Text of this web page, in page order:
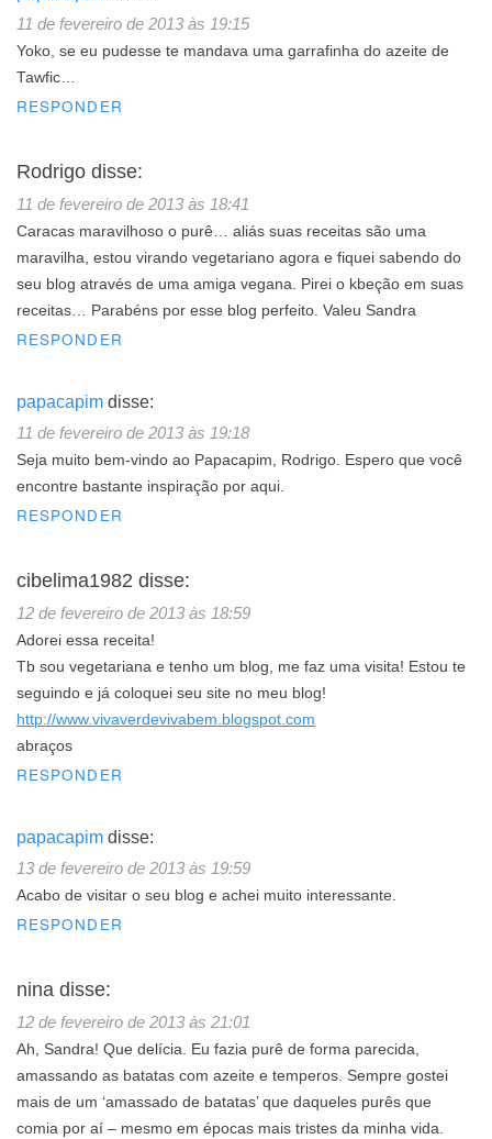
11 de fevereiro de 2013 às 19:15
Yoko, se eu pudesse te mandava uma garrafinha do azeite de
Tawfic…
RESPONDER
Rodrigo disse:
11 de fevereiro de 2013 às 18:41
Caracas maravilhoso o purê… aliás suas receitas são uma
maravilha, estou virando vegetariano agora e fiquei sabendo do
seu blog através de uma amiga vegana. Pirei o kbeção em suas
receitas… Parabéns por esse blog perfeito. Valeu Sandra
RESPONDER
papacapim disse:
11 de fevereiro de 2013 às 19:18
Seja muito bem-vindo ao Papacapim, Rodrigo. Espero que você
encontre bastante inspiração por aqui.
RESPONDER
cibelima1982 disse:
12 de fevereiro de 2013 às 18:59
Adorei essa receita!
Tb sou vegetariana e tenho um blog, me faz uma visita! Estou te
seguindo e já coloquei seu site no meu blog!
http://www.vivaverdevivabem.blogspot.com
abraços
RESPONDER
papacapim disse:
13 de fevereiro de 2013 às 19:59
Acabo de visitar o seu blog e achei muito interessante.
RESPONDER
nina disse:
12 de fevereiro de 2013 às 21:01
Ah, Sandra! Que delícia. Eu fazia purê de forma parecida,
amassando as batatas com azeite e temperos. Sempre gostei
mais de um ‘amassado de batatas’ que daqueles purês que
comia por aí – mesmo em épocas mais tristes da minha vida.